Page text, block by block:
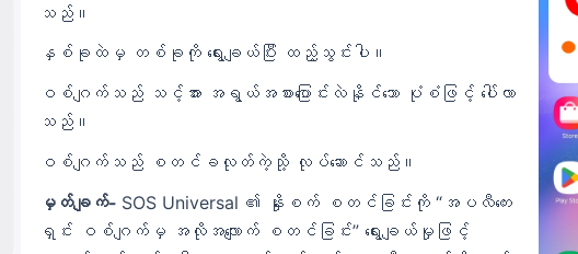
သည်။
နှစ်ခုထဲမှ တစ်ခုကို ရွေးချယ်ပြီး ထည့်သွင်းပါ။
ဝစ်ဂျက်သည် သင့်အား အရွယ်အစားပြောင်းလဲနိုင်သော ပုံစံဖြင့် ပေါ်လာ
သည်။
ဝစ်ဂျက်သည် စတင်ခလုတ်ကဲ့သို့ လုပ်ဆောင်သည်။
မှတ်ချက်- SOS Universal ၏ နှိုးစက် စတင်ခြင်းကို “အပလီကေး
ရှင်း ဝစ်ဂျက်မှ အလိုအလျောက် စတင်ခြင်း” ရွေးချယ်မှုဖြင့်